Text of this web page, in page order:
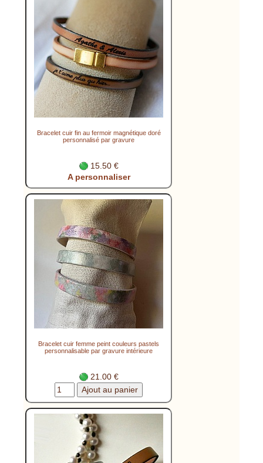
Bracelet cuir fin au fermoir magnétique doré
personnalisé par gravure
15.50 €
A personnaliser
Bracelet cuir femme peint couleurs pastels
personnalisable par gravure intérieure
21.00 €